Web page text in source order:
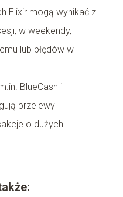
Elixir mogą wynikać z
w weekendy,
lub błędów w
BlueCash i
przelewy
o dużych